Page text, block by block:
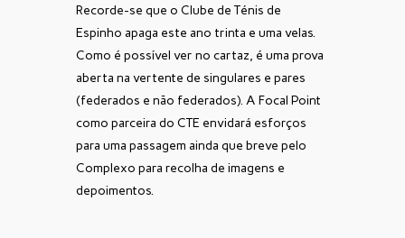
Recorde-se que o Clube de Ténis de
Espinho apaga este ano trinta e uma velas.
Como é possível ver no cartaz, é uma prova
aberta na vertente de singulares e pares
(federados e não federados). A Focal Point
como parceira do CTE envidará esforços
para uma passagem ainda que breve pelo
Complexo para recolha de imagens e
depoimentos.